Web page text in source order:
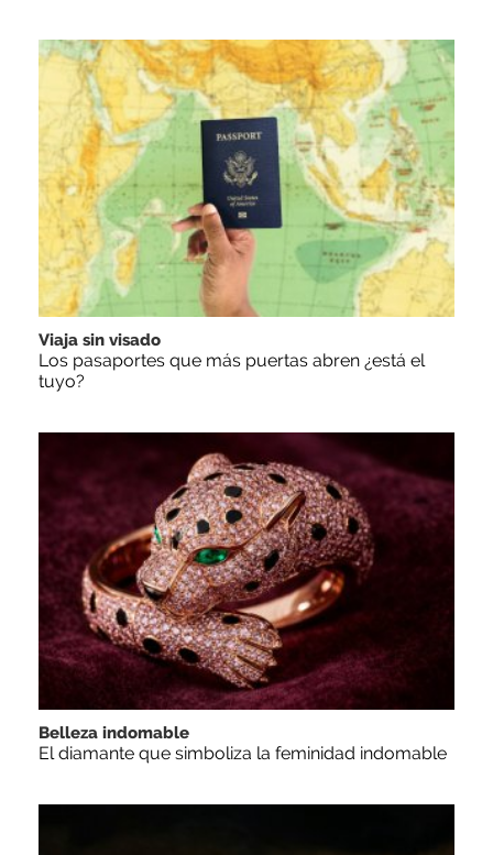
Viaja sin visado
Los pasaportes que más puertas abren ¿está el
tuyo?
Belleza indomable
El diamante que simboliza la feminidad indomable